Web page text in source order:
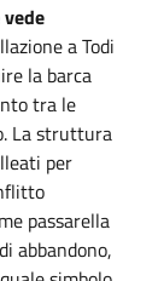
a Todi
la barca
tra le
La struttura
per
passarella
abbandono,